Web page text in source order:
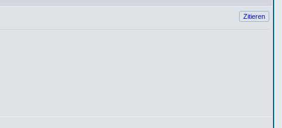
Zitieren